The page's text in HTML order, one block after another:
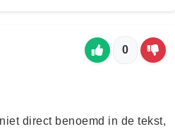
0
direct benoemd in de tekst,